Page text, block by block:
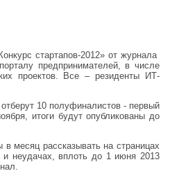
стартапов-2012» от журнала
предпринимателей, в числе
проектов. Все – резиденты ИТ-
10 полуфиналистов - первый
итоги будут опубликованы до
месяц рассказывать на страницах
и неудачах, вплоть до 1 июня 2013